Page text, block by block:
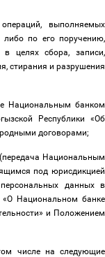
выполняемых
по его поручению,
целях сбора, записи,
стирания и разрушения
Национальным банком
Республики «Об
договорами;
Национальным
под юрисдикцией
персональных данных в
«О Национальном банке
и Положением
числе на следующие